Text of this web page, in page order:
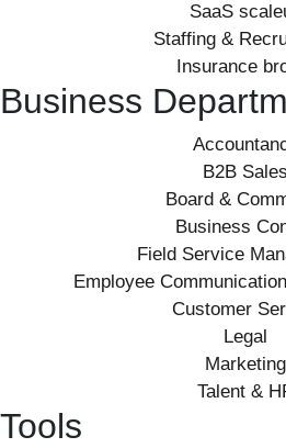
SaaS
Staffing &
Insurance
Business
B2B Sales
Board &
Business
Field Service
Employee
Customer
Legal
Marketing
Talent &
Tools